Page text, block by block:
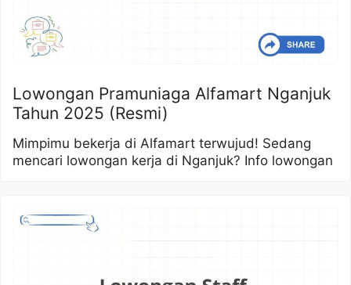
Lowongan Pramuniaga Alfamart Nganjuk
Tahun 2025 (Resmi)
Mimpimu bekerja di Alfamart terwujud! Sedang
mencari lowongan kerja di Nganjuk? Info lowongan